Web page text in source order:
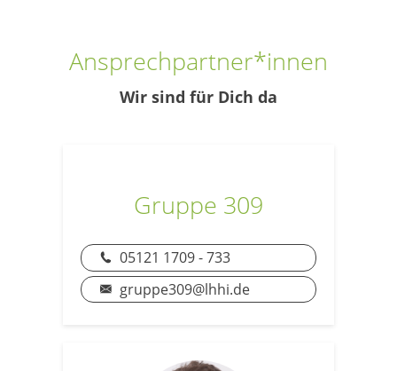
Ansprechpartner*innen
Wir sind für Dich da
Gruppe 309
05121 1709 - 733
gruppe309@lhhi.de